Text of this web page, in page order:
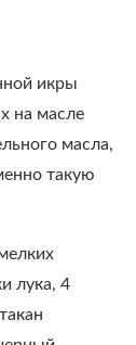
икры
на масле
масла,
такую
лука, 4